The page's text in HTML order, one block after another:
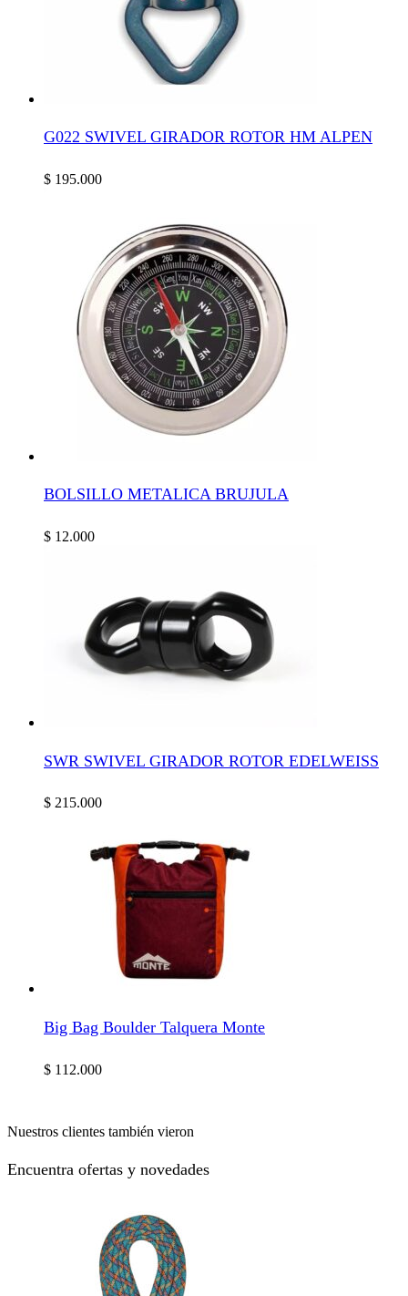
G022 SWIVEL GIRADOR ROTOR HM ALPEN
$ 195.000
BOLSILLO METALICA BRUJULA
$ 12.000
SWR SWIVEL GIRADOR ROTOR EDELWEISS
$ 215.000
Big Bag Boulder Talquera Monte
$ 112.000
Nuestros clientes también vieron
Encuentra ofertas y novedades